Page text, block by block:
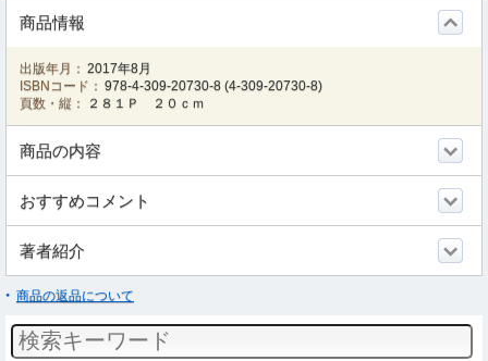
商品情報
出版年月： 2017年8月
ISBNコード： 978-4-309-20730-8 (4-309-20730-8)
頁数・縦：
２８１Ｐ ２０ｃｍ
商品の内容
おすすめコメント
著者紹介
商品の返品について